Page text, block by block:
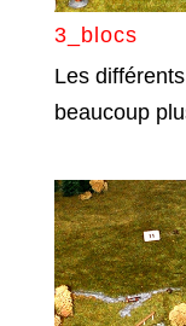
3_blocs
Les
beaucoup